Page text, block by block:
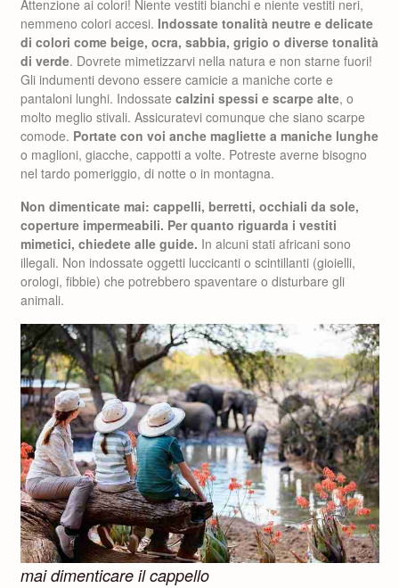
Attenzione ai colori! Niente vestiti bianchi e niente vestiti neri,
nemmeno colori accesi. Indossate tonalità neutre e delicate
di colori come beige, ocra, sabbia, grigio o diverse tonalità
di verde. Dovrete mimetizzarvi nella natura e non starne fuori!
Gli indumenti devono essere camicie a maniche corte e
pantaloni lunghi. Indossate calzini spessi e scarpe alte, o
molto meglio stivali. Assicuratevi comunque che siano scarpe
comode. Portate con voi anche magliette a maniche lunghe
o maglioni, giacche, cappotti a volte. Potreste averne bisogno
nel tardo pomeriggio, di notte o in montagna.
Non dimenticate mai: cappelli, berretti, occhiali da sole,
coperture impermeabili. Per quanto riguarda i vestiti
mimetici, chiedete alle guide. In alcuni stati africani sono
illegali. Non indossate oggetti luccicanti o scintillanti (gioielli,
orologi, fibbie) che potrebbero spaventare o disturbare gli
animali.
mai dimenticare il cappello